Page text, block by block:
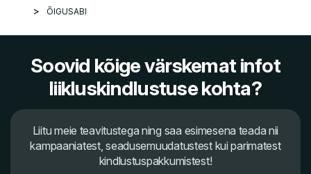
ÕIGUSABI
Soovid kõige värskemat infot
liikluskindlustuse kohta?
Liitu meie teavitustega ning saa esimesena teada nii
kampaaniatest, seadusemuudatustest kui parimatest
kindlustuspakkumistest!